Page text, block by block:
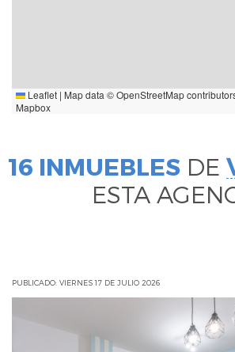
Leaflet | Map data ©OpenStreetMap
Mapbox
16 INMUEBLESDE
ESTA
PUBLICADO: VIERNES 17 DE JULIO 2026